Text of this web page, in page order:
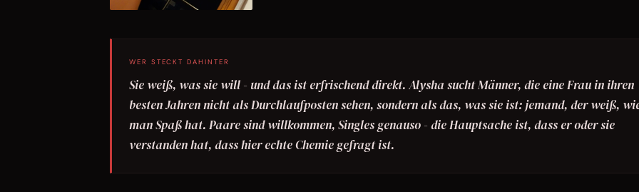
WER STECKT DAHINTER
Sie weiß, was sie will - und das ist erfrischend direkt. Alysha sucht Männer, die eine Frau in ihren
besten Jahren nicht als Durchlaufposten sehen, sondern als das, was sie ist: jemand, der weiß,
man Spaß hat. Paare sind willkommen, Singles genauso - die Hauptsache ist, dass er oder sie
verstanden hat, dass hier echte Chemie gefragt ist.